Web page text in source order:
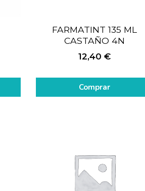
FARMATINT 135 ML
CASTAÑO 4N
12,40 €
Comprar